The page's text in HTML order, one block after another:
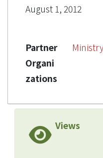
August 1, 2012
Partner
Organi
zations
Views